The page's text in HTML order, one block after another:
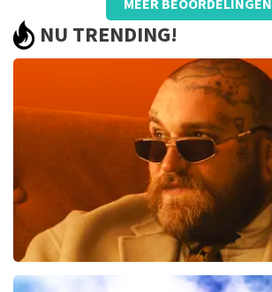
perfect geregeld
MEER BEOORDELINGEN
NU TRENDING!